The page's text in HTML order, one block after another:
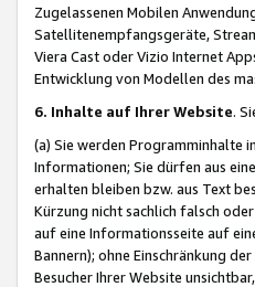
Zugelassenen Mobilen
Satellitenempfangsgeräte,
Viera Cast oder Vizio Internet
Entwicklung von Modellen des
6. Inhalte auf Ihrer Website.
(a) Sie werden Programminhalte
Informationen; Sie dürfen aus
erhalten bleiben bzw. aus Text
Kürzung nicht sachlich falsch
auf eine Informationsseite auf
Bannern); ohne Einschränkung
Besucher Ihrer Website